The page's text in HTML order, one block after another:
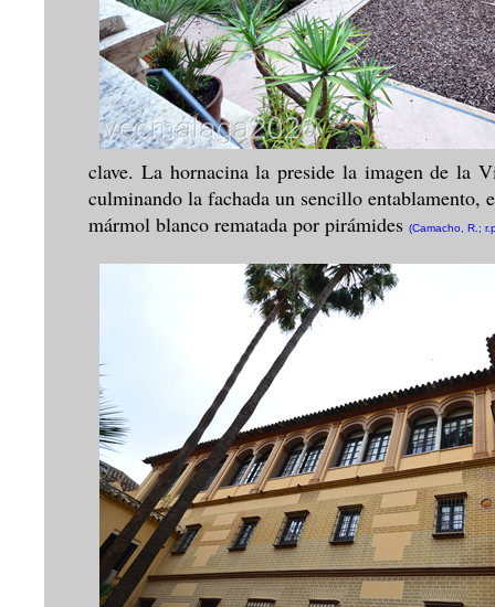
clave. La hornacina la preside la imagen de la
culminando la fachada un sencillo entablamento,
mármol blanco rematada por pirámides (Camacho, R.;